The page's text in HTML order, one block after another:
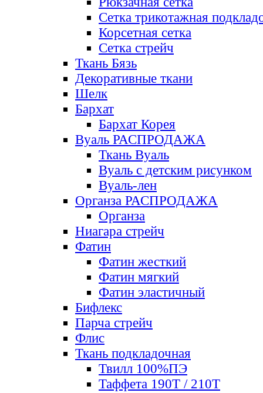
Сетка трикотажная
Корсетная сетка
Сетка стрейч
Ткань Бязь
Декоративные ткани
Шелк
Бархат
Бархат Корея
Вуаль РАСПРОДАЖА
Ткань Вуаль
Вуаль с детским рисунком
Вуаль-лен
Органза РАСПРОДАЖА
Органза
Ниагара стрейч
Фатин
Фатин жесткий
Фатин мягкий
Фатин элаcтичный
Бифлекс
Парча стрейч
Флис
Ткань подкладочная
Твилл 100%ПЭ
Таффета 190Т / 210Т